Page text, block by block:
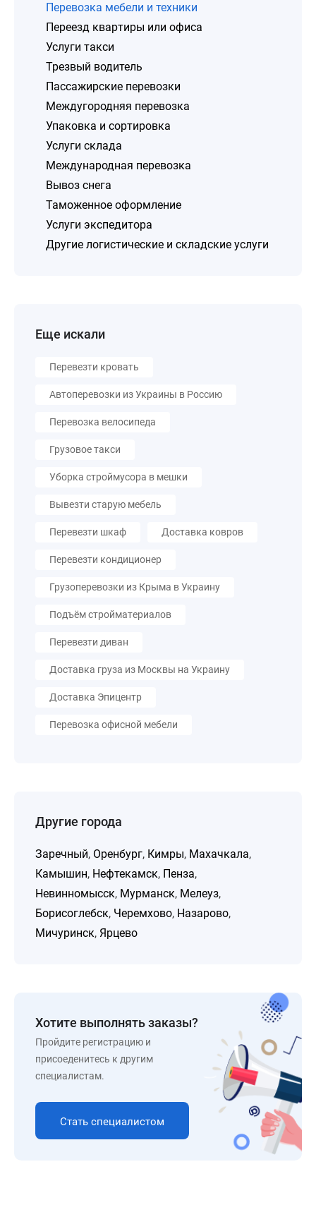
Перевозка мебели и техники
Переезд квартиры или офиса
Услуги такси
Трезвый водитель
Пассажирские перевозки
Междугородняя перевозка
Упаковка и сортировка
Услуги склада
Международная перевозка
Вывоз снега
Таможенное оформление
Услуги экспедитора
Другие логистические и складские услуги
Еще искали
Перевезти кровать
Автоперевозки из Украины в Россию
Перевозка велосипеда
Грузовое такси
Уборка строймусора в мешки
Вывезти старую мебель
Перевезти шкаф Доставка ковров
Перевезти кондиционер
Грузоперевозки из Крыма в Украину
Подъём стройматериалов
Перевезти диван
Доставка груза из Москвы на Украину
Доставка Эпицентр
Перевозка офисной мебели
Другие города
Заречный, Оренбург, Кимры, Махачкала,
Камышин, Нефтекамск, Пенза,
Невинномысск, Мурманск, Мелеуз,
Борисоглебск, Черемхово, Назарово,
Мичуринск, Ярцево
Хотите выполнять заказы?
Пройдите регистрацию и
присоеденитесь к другим
специалистам.
Стать специалистом